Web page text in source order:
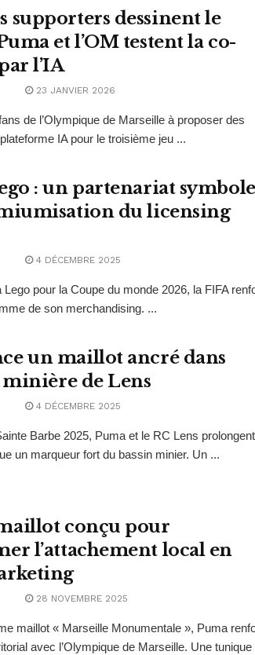
supporters dessinent le
et l’OM testent la co-
l’IA
23 JANVIER 2026
de l’Olympique de Marseille à proposer des
IA pour le troisième jeu ...
: un partenariat symbole
du licensing
4 DÉCEMBRE 2025
Lego pour la Coupe du monde 2026, la FIFA
de son merchandising. ...
un maillot ancré dans
de Lens
4 DÉCEMBRE 2025
Barbe 2025, Puma et le RC Lens
un marqueur fort du bassin minier. Un ...
conçu pour
l’attachement local en
28 NOVEMBRE 2025
maillot « Marseille Monumentale », Puma
avec l’Olympique de Marseille. Une tunique